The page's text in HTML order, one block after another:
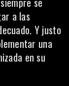
a las
Y justo
una
en su